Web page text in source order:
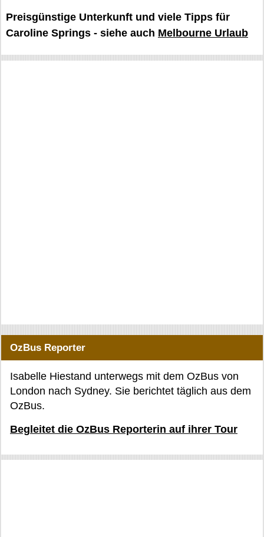
Preisgünstige Unterkunft und viele Tipps für
Caroline Springs - siehe auch Melbourne Urlaub
OzBus Reporter
Isabelle Hiestand unterwegs mit dem OzBus von
London nach Sydney. Sie berichtet täglich aus dem
OzBus.
Begleitet die OzBus Reporterin auf ihrer Tour